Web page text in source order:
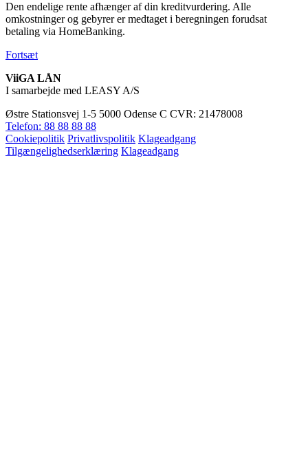
Den endelige rente afhænger af din kreditvurdering. Alle
omkostninger og gebyrer er medtaget i beregningen forudsat
betaling via HomeBanking.
Fortsæt
ViiGA LÅN
I samarbejde med LEASY A/S
Østre Stationsvej 1-5 5000 Odense C CVR: 21478008
Telefon: 88 88 88 88
Cookiepolitik Privatlivspolitik Klageadgang
Tilgængelighedserklæring Klageadgang